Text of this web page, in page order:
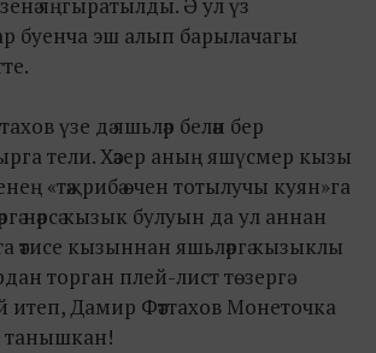
яңгыратылды. Ә ул үз
буенча эш алып барылачагы
үзе дә яшьләр белән бер
тели. Хәзер аның яшүсмер кызы
«тәҗрибә өчен тотылучы куян»га
нәрсә кызык булуын да ул аннан
әтисе кызыннан яшьләргә кызыклы
торган плей-лист төзергә
итеп, Дамир Фәттахов Монеточка
танышкан!